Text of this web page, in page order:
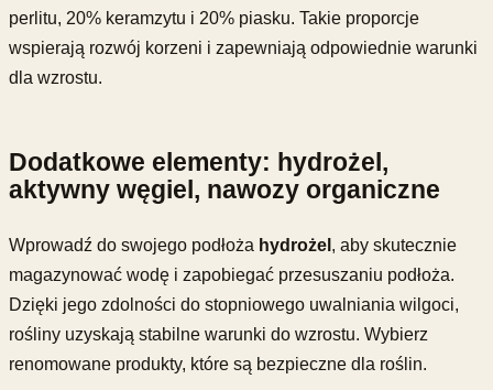
perlitu, 20% keramzytu i 20% piasku. Takie proporcje
wspierają rozwój korzeni i zapewniają odpowiednie warunki
dla wzrostu.
Dodatkowe elementy: hydrożel,
aktywny węgiel, nawozy organiczne
Wprowadź do swojego podłoża hydrożel , aby skutecznie
magazynować wodę i zapobiegać przesuszaniu podłoża.
Dzięki jego zdolności do stopniowego uwalniania wilgoci,
rośliny uzyskają stabilne warunki do wzrostu. Wybierz
renomowane produkty, które są bezpieczne dla roślin.